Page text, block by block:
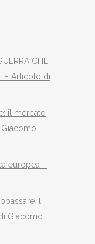
CHE
– Articolo di
il mercato
europea –
il
Giacomo